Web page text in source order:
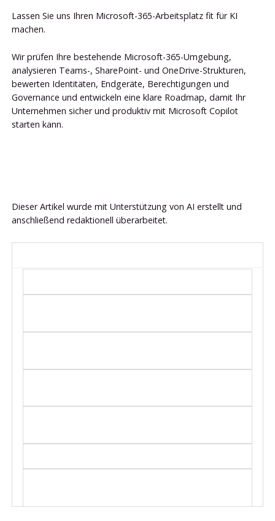
Lassen Sie uns Ihren Microsoft-365-Arbeitsplatz fit für KI
machen.
Wir prüfen Ihre bestehende Microsoft-365-Umgebung,
analysieren Teams-, SharePoint- und OneDrive-Strukturen,
bewerten Identitäten, Endgeräte, Berechtigungen und
Governance und entwickeln eine klare Roadmap, damit Ihr
Unternehmen sicher und produktiv mit Microsoft Copilot
starten kann.
Dieser Artikel wurde mit Unterstützung von AI erstellt und
anschließend redaktionell überarbeitet.